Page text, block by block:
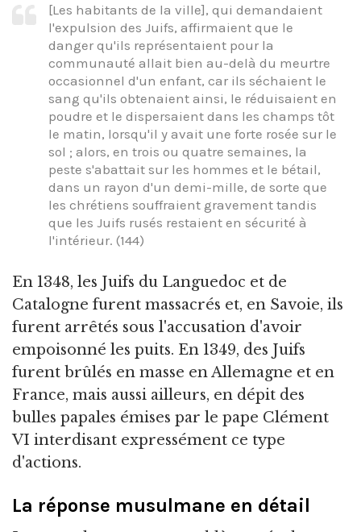
[Les habitants de la ville], qui demandaient
l'expulsion des Juifs, affirmaient que le
danger qu'ils représentaient pour la
communauté allait bien au-delà du meurtre
occasionnel d'un enfant, car ils séchaient le
sang qu'ils obtenaient ainsi, le réduisaient en
poudre et le dispersaient dans les champs tôt
le matin, lorsqu'il y avait une forte rosée sur le
sol ; alors, en trois ou quatre semaines, la
peste s'abattait sur les hommes et le bétail,
dans un rayon d'un demi-mille, de sorte que
les chrétiens souffraient gravement tandis
que les Juifs rusés restaient en sécurité à
l'intérieur. (144)
En 1348, les Juifs du Languedoc et de
Catalogne furent massacrés et, en Savoie, ils
furent arrêtés sous l'accusation d'avoir
empoisonné les puits. En 1349, des Juifs
furent brûlés en masse en Allemagne et en
France, mais aussi ailleurs, en dépit des
bulles papales émises par le pape Clément
VI interdisant expressément ce type
d'actions.
La réponse musulmane en détail